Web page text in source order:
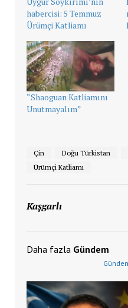
habercisi: 5 Temmuz
Ürümçi Katliamı
“Shaoguan Katliamını
Unutmayalım”
Çin Doğu Türkistan
Ürümçi Katliamı
Kaşgarlı
Daha fazla Gündem